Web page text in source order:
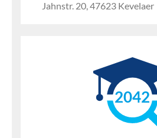
Jahnstr. 20, 47623 Kevelaer
2042